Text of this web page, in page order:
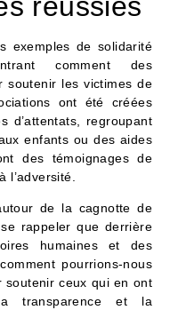
exemples de solidarité
comment des
soutenir les victimes de
ont été créées
d’attentats, regroupant
enfants ou des aides
des témoignages de
l’adversité.
de la cagnotte de
rappeler que derrière
humaines et des
pourrions-nous
soutenir ceux qui en ont
transparence et la